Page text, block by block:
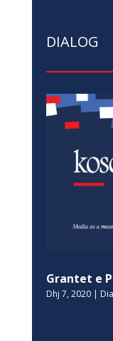
DIALOG
Grantet e
Dhj 7, 2020|